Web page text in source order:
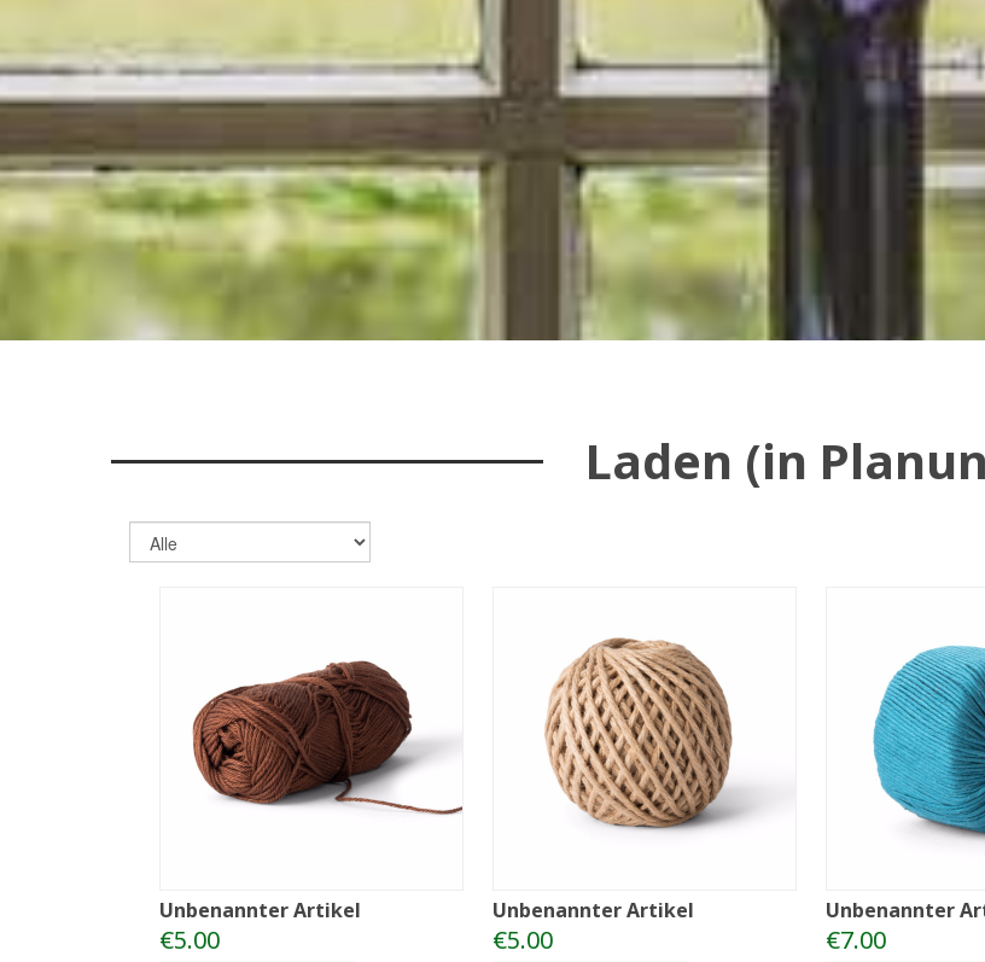
Laden (in
Unbenannter Artikel
€5.00
Unbenannter Artikel
€5.00
Unbenannter
€7.00